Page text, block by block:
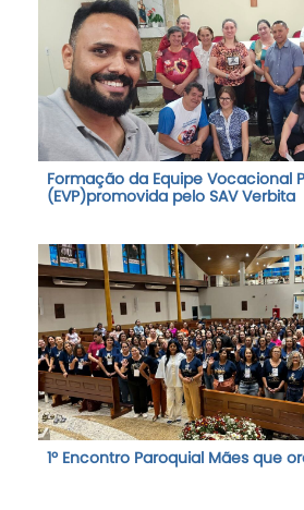
Formação da Equipe Vocacional
(EVP)promovida pelo SAV Verbita
1º Encontro Paroquial Mães que